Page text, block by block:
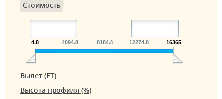
Стоимость
4.8 4094.8 8184.8 12274.8 16365
Вылет (ET)
Высота профиля (%)